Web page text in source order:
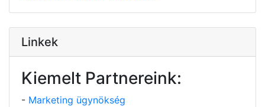
Linkek
Kiemelt Partnereink:
- Marketing ügynökség